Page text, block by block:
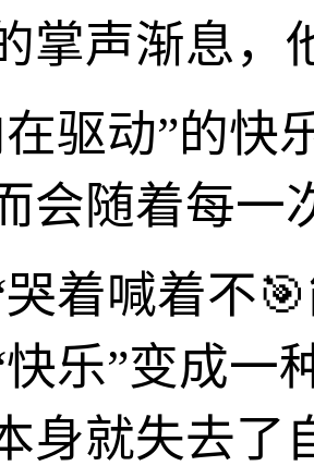
掌声渐息，
驱动”的快
会随着每一
哭着喊着不
乐”变成一
身就失去了